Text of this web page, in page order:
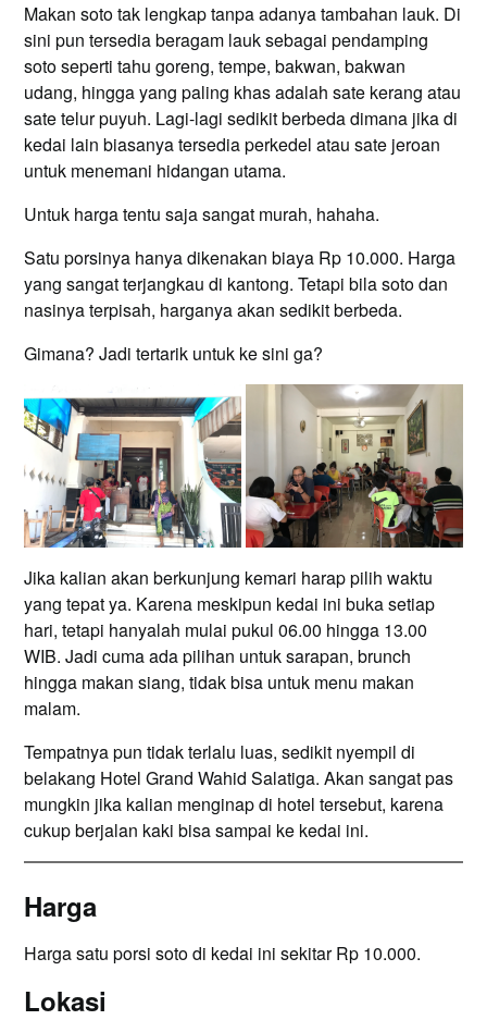
Makan soto tak lengkap tanpa adanya tambahan lauk. Di
sini pun tersedia beragam lauk sebagai pendamping
soto seperti tahu goreng, tempe, bakwan, bakwan
udang, hingga yang paling khas adalah sate kerang atau
sate telur puyuh. Lagi-lagi sedikit berbeda dimana jika di
kedai lain biasanya tersedia perkedel atau sate jeroan
untuk menemani hidangan utama.
Untuk harga tentu saja sangat murah, hahaha.
Satu porsinya hanya dikenakan biaya Rp 10.000. Harga
yang sangat terjangkau di kantong. Tetapi bila soto dan
nasinya terpisah, harganya akan sedikit berbeda.
Gimana? Jadi tertarik untuk ke sini ga?
Jika kalian akan berkunjung kemari harap pilih waktu
yang tepat ya. Karena meskipun kedai ini buka setiap
hari, tetapi hanyalah mulai pukul 06.00 hingga 13.00
WIB. Jadi cuma ada pilihan untuk sarapan, brunch
hingga makan siang, tidak bisa untuk menu makan
malam.
Tempatnya pun tidak terlalu luas, sedikit nyempil di
belakang Hotel Grand Wahid Salatiga. Akan sangat pas
mungkin jika kalian menginap di hotel tersebut, karena
cukup berjalan kaki bisa sampai ke kedai ini.
Harga
Harga satu porsi soto di kedai ini sekitar Rp 10.000.
Lokasi